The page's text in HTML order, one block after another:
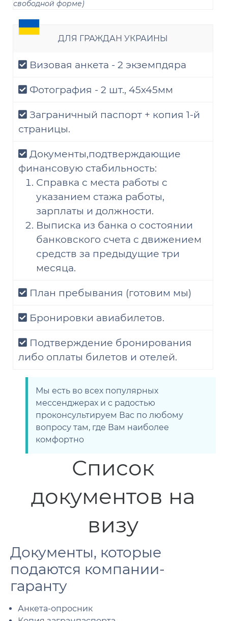
свободной форме)
ДЛЯ ГРАЖДАН УКРАИНЫ
Визовая анкета - 2 экземпдяра
Фотография - 2 шт., 45х45мм
Заграничный паспорт + копия 1-й
страницы.
Документы,подтверждающие
финансовую стабильность:
Справка с места работы с
указанием стажа работы,
зарплаты и должности.
Выписка из банка о состоянии
банковского счета с движением
средств за предыдущие три
месяца.
План пребывания (готовим мы)
Бронировки авиабилетов.
Подтверждение бронирования
либо оплаты билетов и отелей.
Мы есть во всех популярных
мессенджерах и с радостью
проконсультируем Вас по любому
вопросу там, где Вам наиболее
комфортно
Список
документов на
визу
Документы, которые
подаются компании-
гаранту
Анкета-опросник